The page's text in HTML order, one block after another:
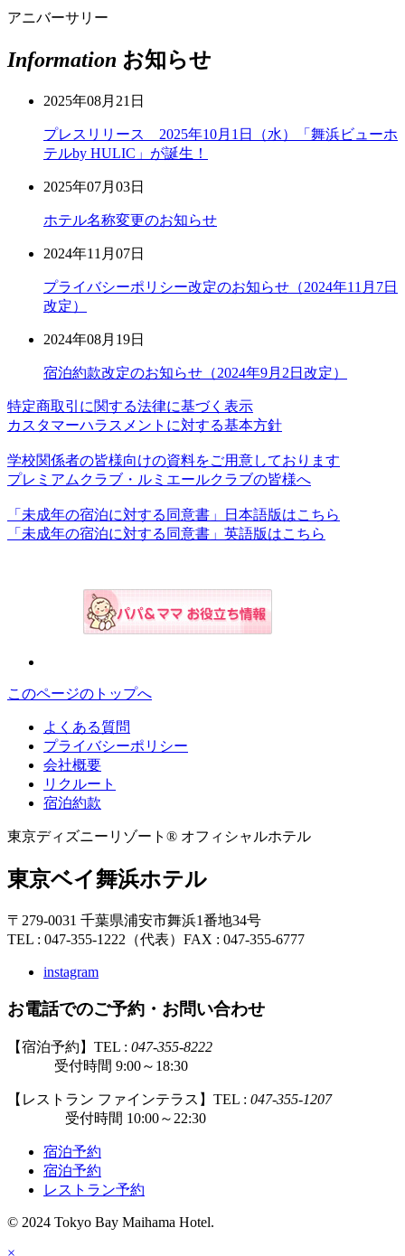
アニバーサリー
Information お知らせ
2025年08月21日
プレスリリース 2025年10月1日（水）「舞浜ビューホ
テルby HULIC」が誕生！
2025年07月03日
ホテル名称変更のお知らせ
2024年11月07日
プライバシーポリシー改定のお知らせ（2024年11月7日
改定）
2024年08月19日
宿泊約款改定のお知らせ（2024年9月2日改定）
特定商取引に関する法律に基づく表示
カスタマーハラスメントに対する基本方針
学校関係者の皆様向けの資料をご用意しております
プレミアムクラブ・ルミエールクラブの皆様へ
「未成年の宿泊に対する同意書」日本語版はこちら
「未成年の宿泊に対する同意書」英語版はこちら
このページのトップへ
よくある質問
プライバシーポリシー
会社概要
リクルート
宿泊約款
東京ディズニーリゾート® オフィシャルホテル
東京ベイ舞浜ホテル
〒279-0031 千葉県浦安市舞浜1番地34号
TEL : 047-355-1222（代表） FAX : 047-355-6777
instagram
お電話でのご予約・お問い合わせ
【宿泊予約】TEL : 047-355-8222
受付時間 9:00～18:30
【レストラン ファインテラス】TEL : 047-355-1207
受付時間 10:00～22:30
宿泊予約
宿泊予約
レストラン予約
© 2024 Tokyo Bay Maihama Hotel.
×